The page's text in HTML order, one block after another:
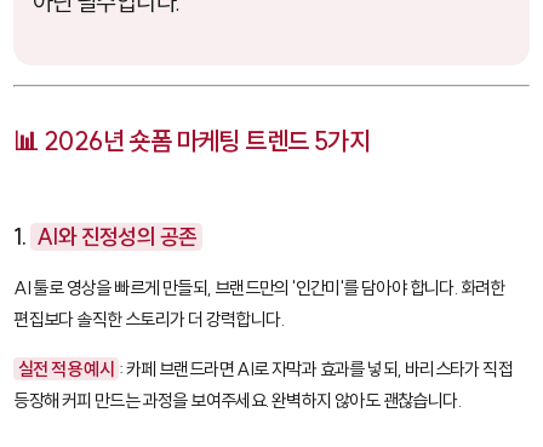
📊 2026년 숏폼 마케팅 트렌드 5가지
1. AI와 진정성의 공존
AI 툴로 영상을 빠르게 만들되, 브랜드만의 '인간미'를 담아야 합니다. 화려한
편집보다 솔직한 스토리가 더 강력합니다.
실전 적용 예시 : 카페 브랜드라면 AI로 자막과 효과를 넣되, 바리스타가 직접
등장해 커피 만드는 과정을 보여주세요. 완벽하지 않아도 괜찮습니다.